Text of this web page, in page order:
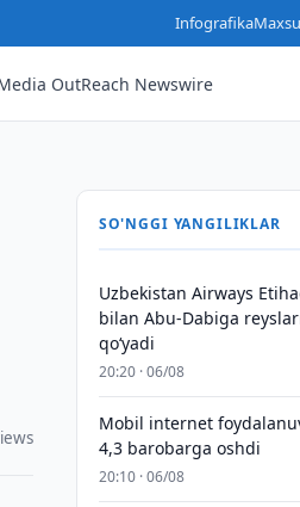
Infografika
OutReach Newswire
SO'NGGI YANGILIKLAR
Uzbekistan Airways
bilan Abu-Dabiga
qo‘yadi
20:20 · 06/08
Mobil internet
4,3 barobarga oshdi
20:10 · 06/08